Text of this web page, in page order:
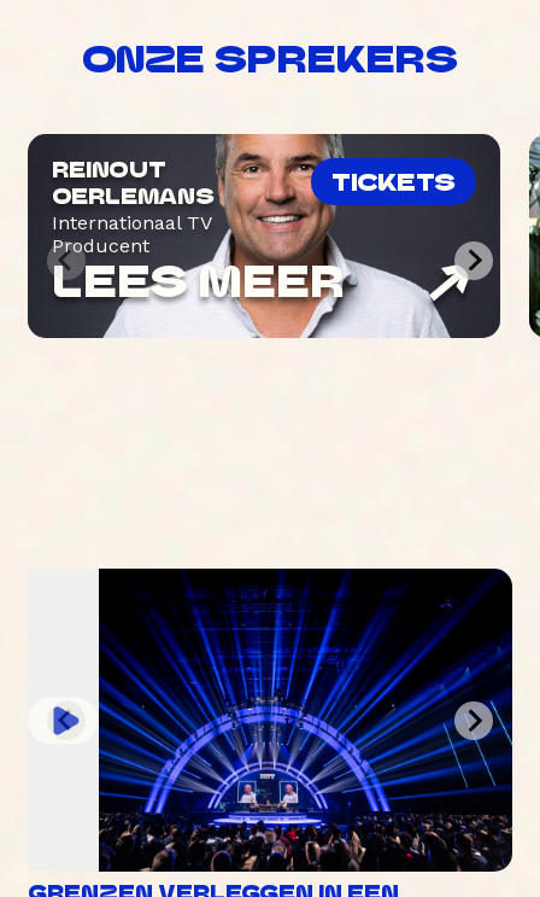
ONZE SPREKERS
REINOUT
OERLEMANS
Internationaal TV
Producent
TICKETS
LEES MEER